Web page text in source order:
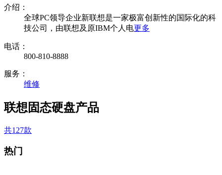
介绍：
全球PC领导企业新联想是一家极富创新性的国际化的科
技公司，由联想及原IBM个人电更多
电话：
800-810-8888
服务：
维修
联想固态硬盘产品
共127款
热门